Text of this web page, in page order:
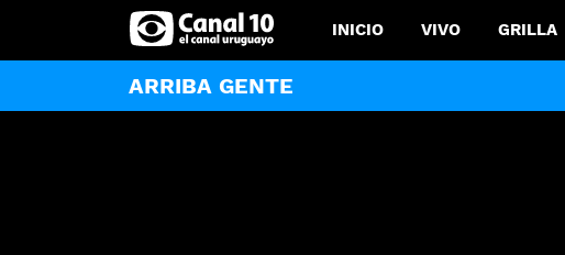
INICIO VIVO GRILLA
ARRIBA GENTE